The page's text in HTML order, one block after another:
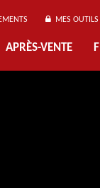
MES OUTILS
APRÈS-VENTE